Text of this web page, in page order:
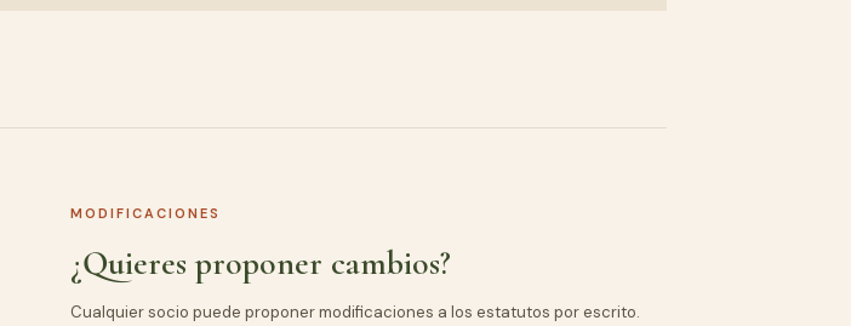
MODIFICACIONES
¿Quieres proponer cambios?
Cualquier socio puede proponer modificaciones a los estatutos por escrito.